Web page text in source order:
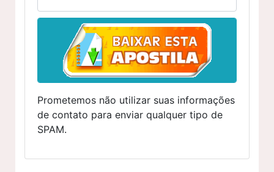
Prometemos não utilizar suas informações
de contato para enviar qualquer tipo de
SPAM.